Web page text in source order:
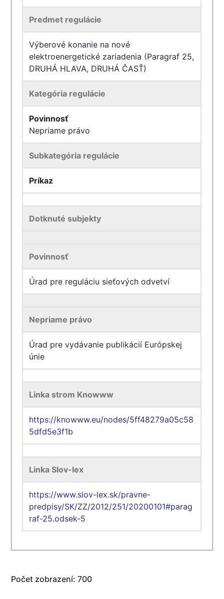
Predmet regulácie
Výberové konanie na nové
elektroenergetické zariadenia (Paragraf 25,
DRUHÁ HLAVA, DRUHÁ ČASŤ)
Kategória regulácie
Povinnosť
Nepriame právo
Subkategória regulácie
Príkaz
Dotknuté subjekty
Povinnosť
Úrad pre reguláciu sieťových odvetví
Nepriame právo
Úrad pre vydávanie publikácií Európskej
únie
Linka strom Knowww
https://knowww.eu/nodes/5ff48279a05c58
5dfd5e3f1b
Linka Slov-lex
https://www.slov-lex.sk/pravne-
predpisy/SK/ZZ/2012/251/20200101#parag
raf-25.odsek-5
Počet zobrazení: 700